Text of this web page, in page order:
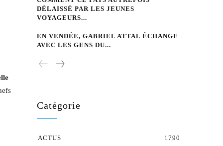
DÉLAISSÉ PAR LES JEUNES
VOYAGEURS...
EN VENDÉE, GABRIEL ATTAL ÉCHANGE
AVEC LES GENS DU...
Catégorie
ACTUS
1790